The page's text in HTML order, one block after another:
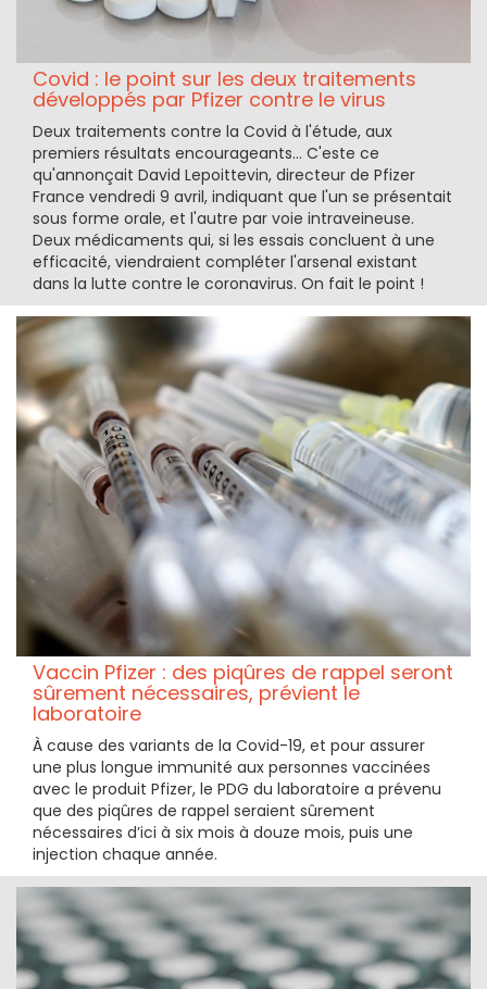
Covid : le point sur les deux traitements
développés par Pfizer contre le virus
Deux traitements contre la Covid à l'étude, aux
premiers résultats encourageants... C'este ce
qu'annonçait David Lepoittevin, directeur de Pfizer
France vendredi 9 avril, indiquant que l'un se présentait
sous forme orale, et l'autre par voie intraveineuse.
Deux médicaments qui, si les essais concluent à une
efficacité, viendraient compléter l'arsenal existant
dans la lutte contre le coronavirus. On fait le point !
Vaccin Pfizer : des piqûres de rappel seront
sûrement nécessaires, prévient le
laboratoire
À cause des variants de la Covid-19, et pour assurer
une plus longue immunité aux personnes vaccinées
avec le produit Pfizer, le PDG du laboratoire a prévenu
que des piqûres de rappel seraient sûrement
nécessaires d’ici à six mois à douze mois, puis une
injection chaque année.